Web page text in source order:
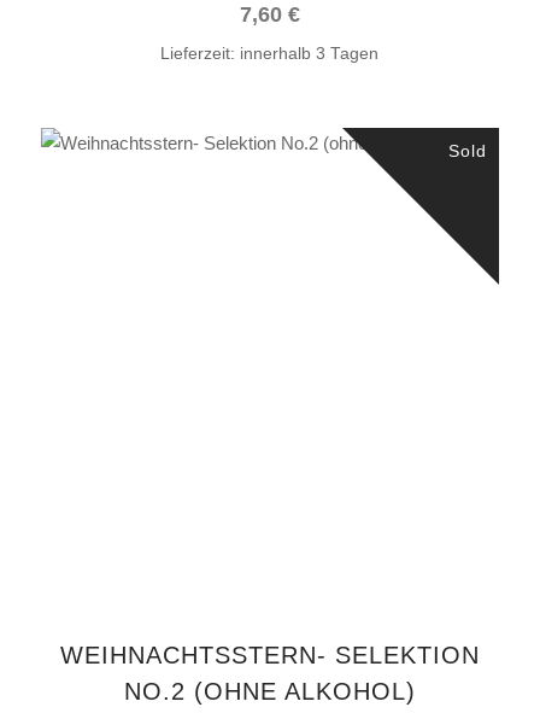
7,60 €
Lieferzeit: innerhalb 3 Tagen
Sold
WEIHNACHTSSTERN- SELEKTION
NO.2 (OHNE ALKOHOL)